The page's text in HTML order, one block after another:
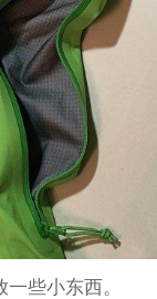
些小东西。